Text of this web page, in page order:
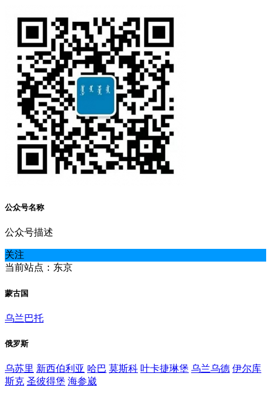
公众号名称
公众号描述
关注
当前站点：东京
蒙古国
乌兰巴托
俄罗斯
乌苏里 新西伯利亚 哈巴 莫斯科 叶卡捷琳堡 乌兰乌德 伊尔库
斯克 圣彼得堡 海参崴